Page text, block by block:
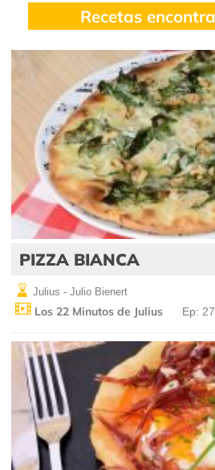
Recetas
PIZZA BIANCA
Julius - Julio Bienert
Los 22 Minutos de Julius Ep: